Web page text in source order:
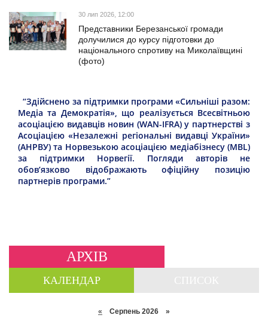
30 лип 2026, 12:00
Представники Березанської громади
долучилися до курсу підготовки до
національного спротиву на Миколаївщині
(фото)
“Здійснено за підтримки програми «Сильніші разом:
Медіа та Демократія», що реалізується Всесвітньою
асоціацією видавців новин (WAN-IFRA) у партнерстві з
Асоціацією «Незалежні регіональні видавці України»
(АНРВУ) та Норвезькою асоціацією медіабізнесу (MBL)
за підтримки Норвегії. Погляди авторів не
обов’язково відображають офіційну позицію
партнерів програми.”
АРХІВ
КАЛЕНДАР
« Серпень 2026 »